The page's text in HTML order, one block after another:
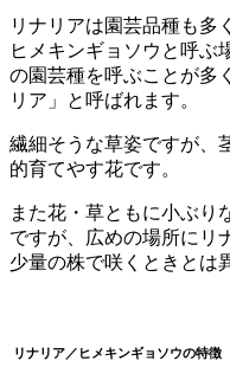
リナリアは園芸品種も多
ヒメキンギョソウと呼ぶ
の園芸種を呼ぶことが多
リア」と呼ばれます。
繊細そうな草姿ですが、
的育てやす花です。
また花・草ともに小ぶり
ですが、広めの場所にリ
少量の株で咲くときとは
リナリア／ヒメキンギョソウの特徴